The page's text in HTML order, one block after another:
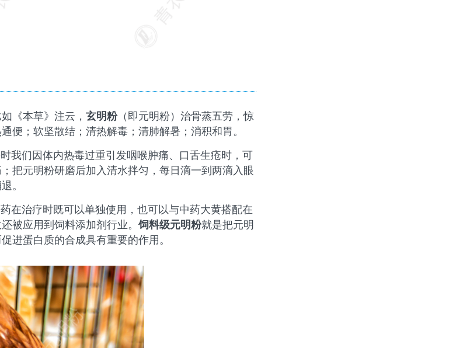
《本草》注云， 玄明粉（即元明粉）治骨蒸五劳，惊
便；软坚散结；清热解毒；清肺解暑；消积和胃。
我们因体内热毒过重引发咽喉肿痛、口舌生疮时，可
把元明粉研磨后加入清水拌匀，每日滴一到两滴入眼
。
在治疗时既可以单独使用，也可以与中药大黄搭配在
被应用到饲料添加剂行业。饲料级元明粉就是把元明
进蛋白质的合成具有重要的作用。